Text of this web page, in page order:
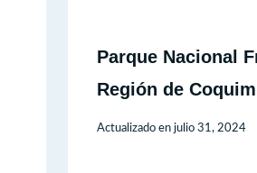
Parque Nacional
Región de
Actualizado en julio 31, 2024